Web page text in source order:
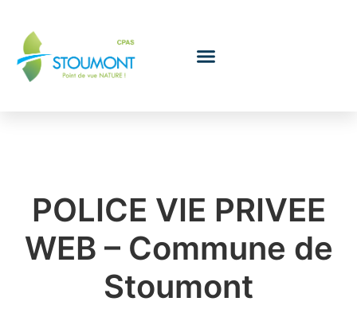
POLICE VIE PRIVEE
WEB – Commune de
Stoumont